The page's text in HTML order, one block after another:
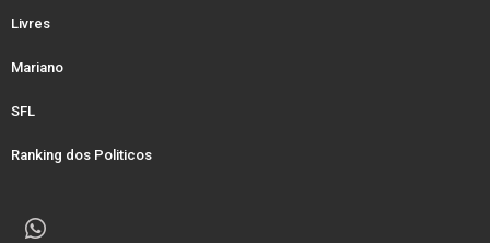
Livres
Mariano
SFL
Ranking dos Politicos